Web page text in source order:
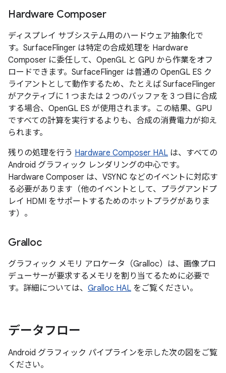
Hardware Composer
ディスプレイ サブシステム用のハードウェア抽象化で
す。SurfaceFlinger は特定の合成処理を Hardware
Composer に委任して、OpenGL と GPU から作業をオフ
ロードできます。SurfaceFlinger は普通の OpenGL ES ク
ライアントとして動作するため、たとえば SurfaceFlinger
がアクティブに 1 つまたは 2 つのバッファを 3 つ目に合成
する場合、OpenGL ES が使用されます。この結果、GPU
ですべての計算を実行するよりも、合成の消費電力が抑え
られます。
残りの処理を行う Hardware Composer HAL は、すべての
Android グラフィック レンダリングの中心です。
Hardware Composer は、VSYNC などのイベントに対応す
る必要があります（他のイベントとして、プラグアンドプ
レイ HDMI をサポートするためのホットプラグがありま
す）。
Gralloc
グラフィック メモリ アロケータ（Gralloc）は、画像プロ
デューサーが要求するメモリを割り当てるために必要で
す。詳細については、 Gralloc HAL をご覧ください。
データフロー
Android グラフィック パイプラインを示した次の図をご覧
ください。